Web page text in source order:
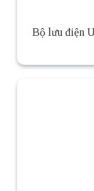
Bộ lưu điện